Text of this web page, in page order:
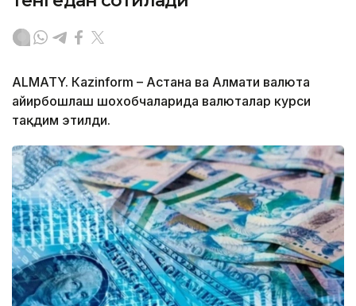
ALMATY. Кazinform – Астана ва Алмати валюта
айирбошлаш шохобчаларида валюталар курси
тақдим этилди.